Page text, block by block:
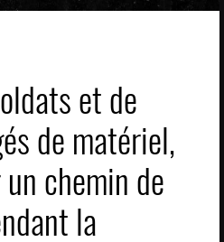
et de
de matériel,
chemin de
la